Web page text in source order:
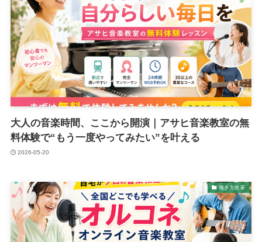
大人の音楽時間、ここから開演｜アサヒ音楽教室の無
料体験で“もう一度やってみたい”を叶える
2026-05-20
働き方改革